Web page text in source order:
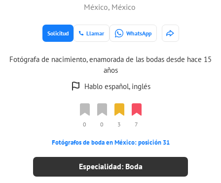
México, México
Solicitud Llamar WhatsApp
Fotógrafa de nacimiento, enamorada de las bodas desde hace 15
años
Hablo español, inglés
0 0 3 7
Fotógrafos de boda en México: posición 31
Especialidad: Boda